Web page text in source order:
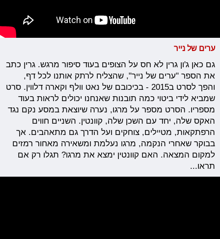
ערים של נייר
גם כאן ג'ון גרין לא חס על הצופים בעוד סיפור מרגש. גרין כתב
את הספר "ערים של נייר", שהצליח לרתק אותנו לכל דף,
והפך לסרט ב2015 - בכיכובם של נאט וולף וקארה דלווין. סרט
שמביא לידי ביטוי כמה תובנות שאנחנו יכולים לראות בעוד
מספריו. הסרט מספר על מרגו, נערה שיוצאת במסע נקם נגד
האקס שלה, יחד עם השכן שלה, קוונטין. השניים חווים
הרפתקאות, מטיילים, צוחקים ועל הדרך גם מתאהבים. אך
בבוקר שאחרי הנקמה, מרגו נעלמת ומשאירה מאחור רמזים
למקום המצאה. האם קוונטין ימצא את מרגו? תגלו רק אם
תראו...